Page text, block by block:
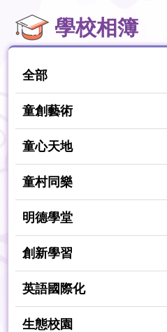
學校相簿
全部
童創藝術
童心天地
童村同樂
明德學堂
創新學習
英語國際化
生態校園